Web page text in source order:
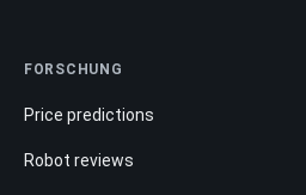
FORSCHUNG
Price predictions
Robot reviews